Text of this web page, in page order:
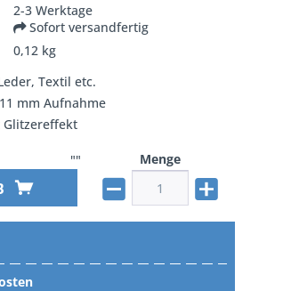
2-3 Werktage
Sofort versandfertig
0,12 kg
Textil etc.
mm Aufnahme
Glitzereffekt
Menge
""